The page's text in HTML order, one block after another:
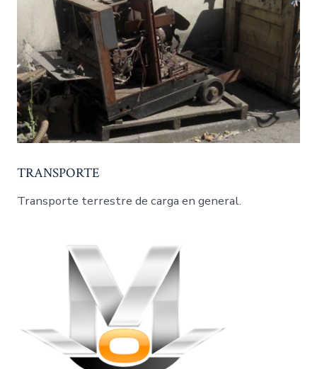
TRANSPORTE
Transporte terrestre de carga en general.